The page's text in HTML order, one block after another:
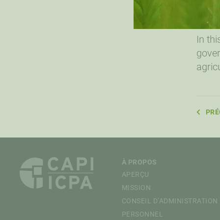
In
À PROPOS
APERÇU
MISSION
CONSEIL D’ADMINISTRATION
PERSONNEL